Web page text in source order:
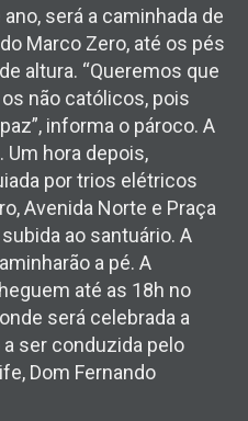
será a caminhada de
Marco Zero, até os pés
altura. “Queremos que
não católicos, pois
informa o pároco. A
Um hora depois,
por trios elétricos
Avenida Norte e Praça
ao santuário. A
a pé. A
até as 18h no
será celebrada a
ser conduzida pelo
Dom Fernando